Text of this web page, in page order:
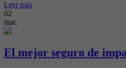
Leer más
02
mar.
El mejor seguro de